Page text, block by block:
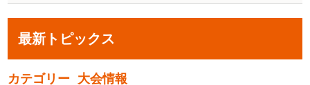
最新トピックス
カテゴリー 大会情報